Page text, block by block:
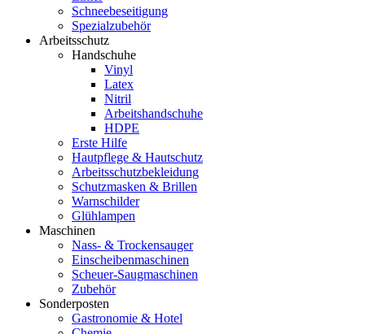
Schneebeseitigung
Spezialzubehör
Arbeitsschutz
Handschuhe
Vinyl
Latex
Nitril
Arbeitshandschuhe
HDPE
Erste Hilfe
Hautpflege & Hautschutz
Arbeitsschutzbekleidung
Schutzmasken & Brillen
Warnschilder
Glühlampen
Maschinen
Nass- & Trockensauger
Einscheibenmaschinen
Scheuer-Saugmaschinen
Zubehör
Sonderposten
Gastronomie & Hotel